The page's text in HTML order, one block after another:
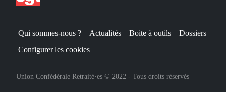
Qui sommes-nous ? Actualités Boite à outils
Dossiers
Configurer les cookies
Union Confédérale Retraité·es © 2022 - Tous droits réservés